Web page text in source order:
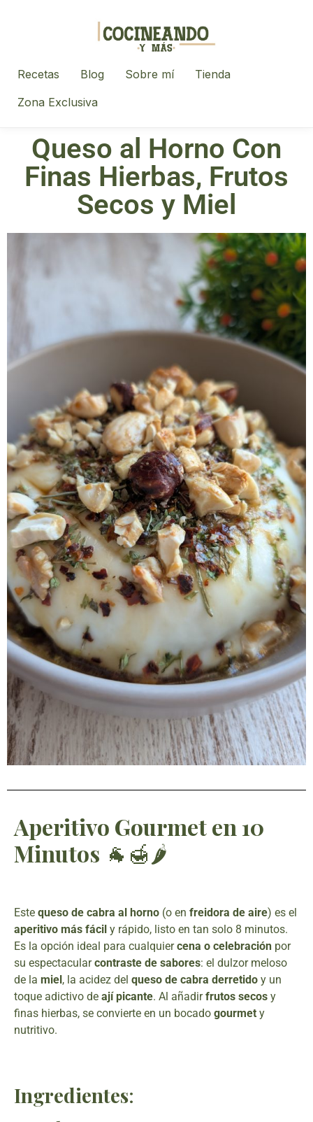
Recetas Blog Sobre mí
Tienda
Zona Exclusiva
Queso al Horno Con
Finas Hierbas, Frutos
Secos y Miel
Aperitivo Gourmet en 10
Minutos 🐐🍯🌶️
Este queso de cabra al horno (o en freidora de aire) es el
aperitivo más fácil y rápido, listo en tan solo 8 minutos.
Es la opción ideal para cualquiercena o celebración por
su espectacularcontraste de sabores: el dulzor meloso
de la miel , la acidez del queso de cabra derretido y un
toque adictivo de ají picante. Al añadirfrutos secos y
finas hierbas, se convierte en un bocado gourmet y
nutritivo.
Ingredientes: